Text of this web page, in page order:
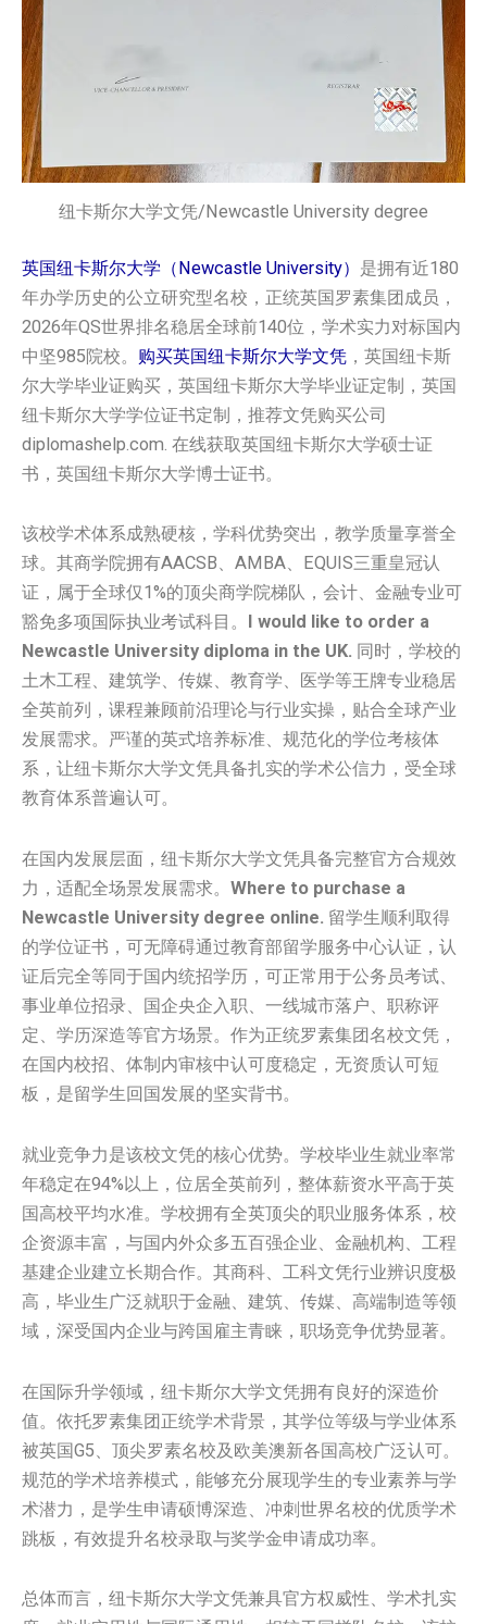
纽卡斯尔大学文凭/Newcastle University degree
英国纽卡斯尔大学（Newcastle University） 是拥有近180
年办学历史的公立研究型名校，正统英国罗素集团成员，
2026年QS世界排名稳居全球前140位，学术实力对标国内
中坚985院校。 购买英国‌纽卡斯尔大学‌文凭 ，英国‌纽卡斯
尔大学‌毕业证购买，英国‌纽卡斯尔大学‌毕业证定制，英国‌
纽卡斯尔大学‌学位证书定制，推荐文凭购买公司
diplomashelp.com. 在线获取英国‌纽卡斯尔大学‌硕士证
书，英国‌纽卡斯尔大学‌博士证书。
该校学术体系成熟硬核，学科优势突出，教学质量享誉全
球。其商学院拥有AACSB、AMBA、EQUIS三重皇冠认
证，属于全球仅1%的顶尖商学院梯队，会计、金融专业可
豁免多项国际执业考试科目。
I would like to order a
Newcastle University diploma in the UK. 同时，学校的
土木工程、建筑学、传媒、教育学、医学等王牌专业稳居
全英前列，课程兼顾前沿理论与行业实操，贴合全球产业
发展需求。严谨的英式培养标准、规范化的学位考核体
系，让纽卡斯尔大学文凭具备扎实的学术公信力，受全球
教育体系普遍认可。
在国内发展层面，纽卡斯尔大学文凭具备完整官方合规效
力，适配全场景发展需求。 Where to purchase a
Newcastle University degree online. 留学生顺利取得
的学位证书，可无障碍通过教育部留学服务中心认证，认
证后完全等同于国内统招学历，可正常用于公务员考试、
事业单位招录、国企央企入职、一线城市落户、职称评
定、学历深造等官方场景。作为正统罗素集团名校文凭，
在国内校招、体制内审核中认可度稳定，无资质认可短
板，是留学生回国发展的坚实背书。
就业竞争力是该校文凭的核心优势。学校毕业生就业率常
年稳定在94%以上，位居全英前列，整体薪资水平高于英
国高校平均水准。学校拥有全英顶尖的职业服务体系，校
企资源丰富，与国内外众多五百强企业、金融机构、工程
基建企业建立长期合作。其商科、工科文凭行业辨识度极
高，毕业生广泛就职于金融、建筑、传媒、高端制造等领
域，深受国内企业与跨国雇主青睐，职场竞争优势显著。
在国际升学领域，纽卡斯尔大学文凭拥有良好的深造价
值。依托罗素集团正统学术背景，其学位等级与学业体系
被英国G5、顶尖罗素名校及欧美澳新各国高校广泛认可。
规范的学术培养模式，能够充分展现学生的专业素养与学
术潜力，是学生申请硕博深造、冲刺世界名校的优质学术
跳板，有效提升名校录取与奖学金申请成功率。
总体而言，纽卡斯尔大学文凭兼具官方权威性、学术扎实